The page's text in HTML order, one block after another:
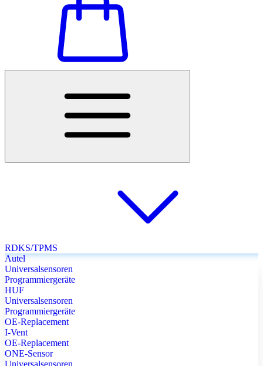
RDKS/TPMS
Autel
Universalsensoren
Programmiergeräte
HUF
Universalsensoren
Programmiergeräte
OE-Replacement
I-Vent
OE-Replacement
ONE-Sensor
Universalsensoren